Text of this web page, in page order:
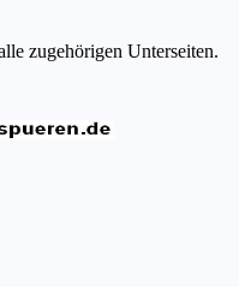
zugehörigen Unterseiten.